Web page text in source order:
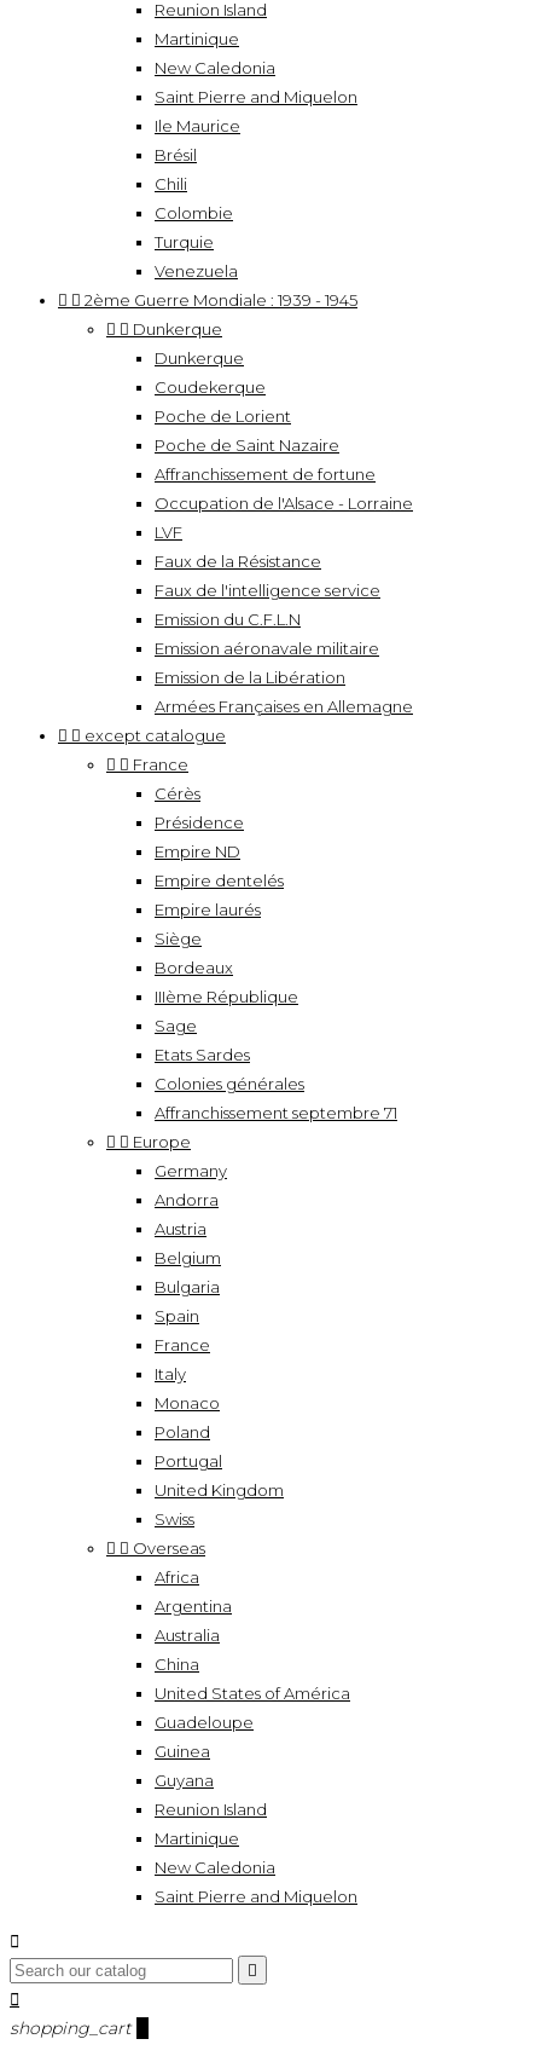
Reunion Island
Martinique
New Caledonia
Saint Pierre and Miquelon
Ile Maurice
Brésil
Chili
Colombie
Turquie
Venezuela
  2ème Guerre Mondiale : 1939 - 1945
  Dunkerque
Dunkerque
Coudekerque
Poche de Lorient
Poche de Saint Nazaire
Affranchissement de fortune
Occupation de l'Alsace - Lorraine
LVF
Faux de la Résistance
Faux de l'intelligence service
Emission du C.F.L.N
Emission aéronavale militaire
Emission de la Libération
Armées Françaises en Allemagne
  except catalogue
  France
Cérès
Présidence
Empire ND
Empire dentelés
Empire laurés
Siège
Bordeaux
IIIème République
Sage
Etats Sardes
Colonies générales
Affranchissement septembre 71
  Europe
Germany
Andorra
Austria
Belgium
Bulgaria
Spain
France
Italy
Monaco
Poland
Portugal
United Kingdom
Swiss
  Overseas
Africa
Argentina
Australia
China
United States of América
Guadeloupe
Guinea
Guyana
Reunion Island
Martinique
New Caledonia
Saint Pierre and Miquelon



shopping_cart